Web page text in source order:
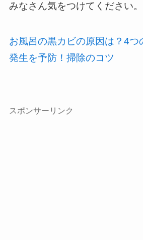
みなさん気をつけてください。
お風呂の黒カビの原因は？4つ
発生を予防！掃除のコツ
スポンサーリンク